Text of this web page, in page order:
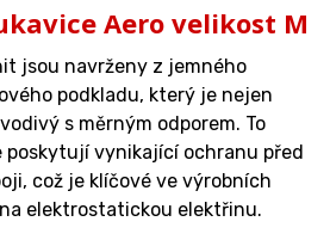
Aero velikost M
jsou navrženy z jemného
podkladu, který je nejen
s měrným odporem. To
poskytují vynikající ochranu před
což je klíčové ve výrobních
elektrostatickou elektřinu.